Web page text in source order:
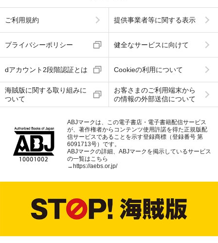
ご利用規約 提供事業者等に関する表示
プライバシーポリシー 健全なサービスに向けて
dアカウント2段階認証とは Cookieの利用について
海賊版に関する取り組みに
ついて
お客さまのご利用端末から
の情報の外部送信について
ABJマークは、この電子書店・電子書籍配信サービス
が、著作権者からコンテンツ使用許諾を得た正規版配
信サービスであることを示す登録商標（登録番号 第
6091713号）です。
ABJマークの詳細、ABJマークを掲示しているサービス
の一覧はこちら
→ https://aebs.or.jp/